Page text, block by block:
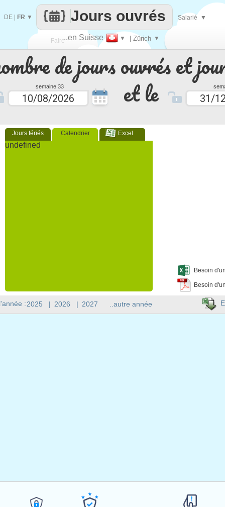
de jours ouvrés et
semaine 33 et le
Jours fériés Calendrier Excel
undefined
Besoin
Besoin
Faire
que
..en Suisse ▼ | Zürich ▼
Jours ouvrés
DE FR ▼ Salarié ▼
:2025 | 2026 | 2027 ..autre année